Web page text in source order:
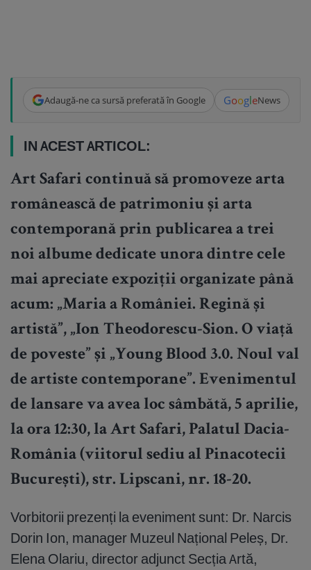
Adaugă-ne ca sursă preferată în Google GoogleNews
IN ACEST ARTICOL:
Art Safari continuă să promoveze arta
românească de patrimoniu și arta
contemporană prin publicarea a trei
noi albume dedicate unora dintre cele
mai apreciate expoziții organizate până
acum: „Maria a României. Regină și
artistă”, „Ion Theodorescu-Sion. O viață
de poveste” și „Young Blood 3.0. Noul val
de artiste contemporane”. Evenimentul
de lansare va avea loc sâmbătă, 5 aprilie,
la ora 12:30, la Art Safari, Palatul Dacia-
România (viitorul sediu al Pinacotecii
București), str. Lipscani, nr. 18-20.
Vorbitorii prezenți la eveniment sunt: Dr. Narcis
Dorin Ion, manager Muzeul Național Peleș, Dr.
Elena Olariu, director adjunct Secția Artă,